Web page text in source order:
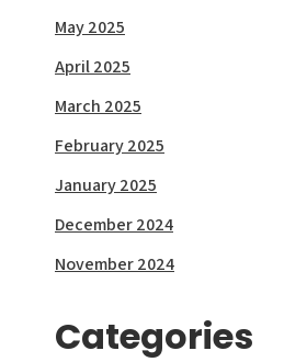
May 2025
April 2025
March 2025
February 2025
January 2025
December 2024
November 2024
Categories